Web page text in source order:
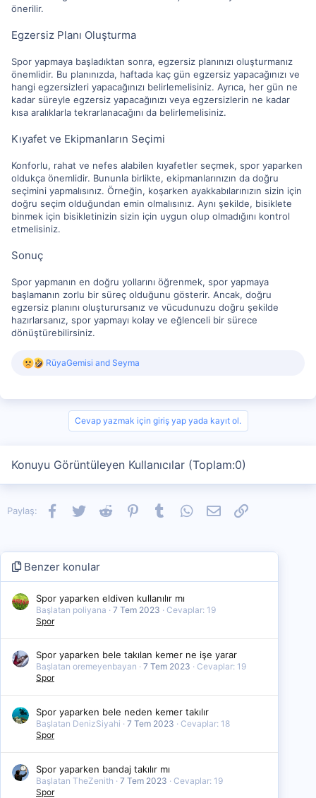
önerilir.
Egzersiz Planı Oluşturma
Spor yapmaya başladıktan sonra, egzersiz planınızı oluşturmanız
önemlidir. Bu planınızda, haftada kaç gün egzersiz yapacağınızı ve
hangi egzersizleri yapacağınızı belirlemelisiniz. Ayrıca, her gün ne
kadar süreyle egzersiz yapacağınızı veya egzersizlerin ne kadar
kısa aralıklarla tekrarlanacağını da belirlemelisiniz.
Kıyafet ve Ekipmanların Seçimi
Konforlu, rahat ve nefes alabilen kıyafetler seçmek, spor yaparken
oldukça önemlidir. Bununla birlikte, ekipmanlarınızın da doğru
seçimini yapmalısınız. Örneğin, koşarken ayakkabılarınızın sizin için
doğru seçim olduğundan emin olmalısınız. Aynı şekilde, bisiklete
binmek için bisikletinizin sizin için uygun olup olmadığını kontrol
etmelisiniz.
Sonuç
Spor yapmanın en doğru yollarını öğrenmek, spor yapmaya
başlamanın zorlu bir süreç olduğunu gösterir. Ancak, doğru
egzersiz planını oluşturursanız ve vücudunuzu doğru şekilde
hazırlarsanız, spor yapmayı kolay ve eğlenceli bir sürece
dönüştürebilirsiniz.
R
:
RüyaGemisi and Seyma
Cevap yazmak için giriş yap yada kayıt ol.
Konuyu Görüntüleyen Kullanıcılar (Toplam:0)
Paylaş: Facebook
TwitterReddit PinterestTumblrWhatsApp
E-postaLink
Benzer konular
Spor yaparken eldiven kullanılır mı
Başlatan poliyana 7 Tem 2023
Cevaplar: 19
Spor
Spor yaparken bele takılan kemer ne işe yarar
Başlatan oremeyenbayan 7 Tem 2023
Cevaplar: 19
Spor
Spor yaparken bele neden kemer takılır
Başlatan DenizSiyahi 7 Tem 2023
Cevaplar: 18
Spor
Spor yaparken bandaj takılır mı
Başlatan TheZenith 7 Tem 2023
Cevaplar: 19
Spor